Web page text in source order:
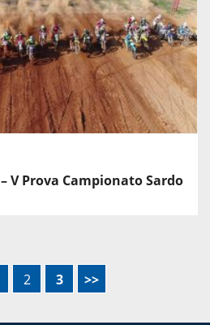
V Prova Campionato Sardo
2 3 >>